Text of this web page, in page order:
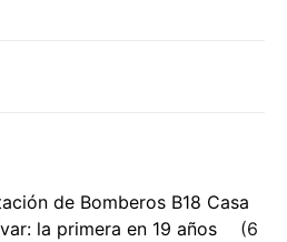
de Bomberos B18 Casa
la primera en 19 años
6